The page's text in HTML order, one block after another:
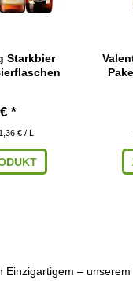
Starkbier
*
€ / L
Einzigartigem – unserem